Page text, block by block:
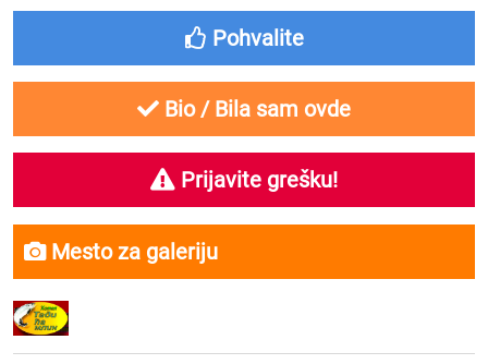
Pohvalite
Bio / Bila sam ovde
Prijavite grešku!
Mesto za galeriju